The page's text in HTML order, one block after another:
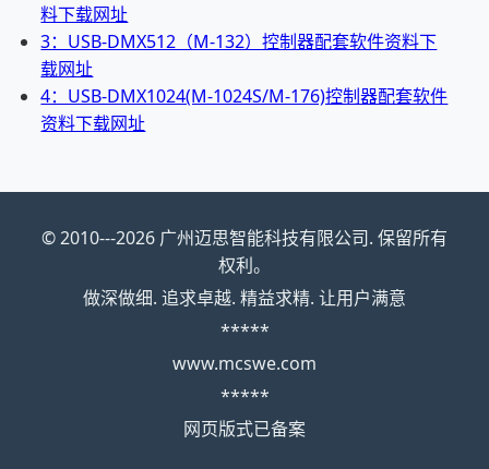
料下载网址
3：USB-DMX512（M-132）控制器配套软件资料下
载网址
4：USB-DMX1024(M-1024S/M-176)控制器配套软件
资料下载网址
© 2010---2026 广州迈思智能科技有限公司. 保留所有
权利。
做深做细. 追求卓越. 精益求精. 让用户满意
*****
www.mcswe.com
*****
网页版式已备案